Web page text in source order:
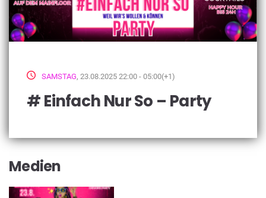
SAMSTAG, 23.08.2025 22:00 - 05:00(+1)
# Einfach Nur So – Party
Medien